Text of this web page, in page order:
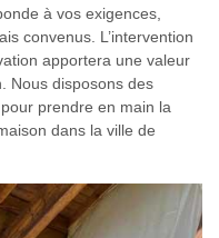
à vos exigences,
convenus. L’intervention
apportera une valeur
Nous disposons des
prendre en main la
dans la ville de